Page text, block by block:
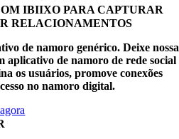
IBIIXO PARA CAPTURAR
RELACIONAMENTOS
de namoro genérico. Deixe nossa
aplicativo de namoro de rede social
os usuários, promove conexões
no namoro digital.